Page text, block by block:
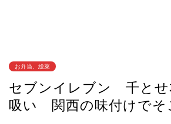
お弁当、総菜
セブンイレブン 千と
吸い 関西の味付けでそ